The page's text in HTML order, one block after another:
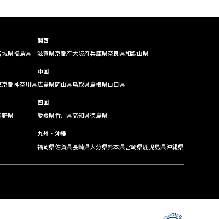
城県福島県
京都神奈川県
野県
関西
滋賀県京都府大阪府兵庫県奈良県和歌山県
中国
広島県岡山県鳥取県島根県山口県
四国
愛媛県香川県高知県徳島県
九州・沖縄
福岡県佐賀県長崎県大分県熊本県宮崎県鹿児島県沖縄県